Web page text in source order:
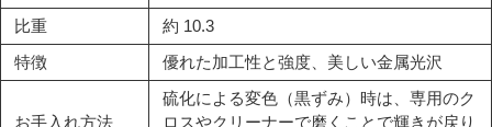
比重
約 10.3
特徴
優れた加工性と強度、美しい金属光沢
お手入れ方法
硫化による変色（黒ずみ）時は、専用のク
ロスやクリーナーで磨くことで輝きが戻り